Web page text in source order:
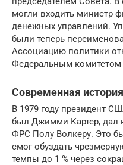
могли входить министр
денежных управлений.
были теперь
Ассоциацию политики
Федеральным комитетом
Современная
В 1979 году президент
был Джимми Картер, дал
ФРС Полу Волкеру. Это
смог обуздать
темпы до 1 % через